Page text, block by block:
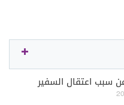
سبب اعتقال السفير